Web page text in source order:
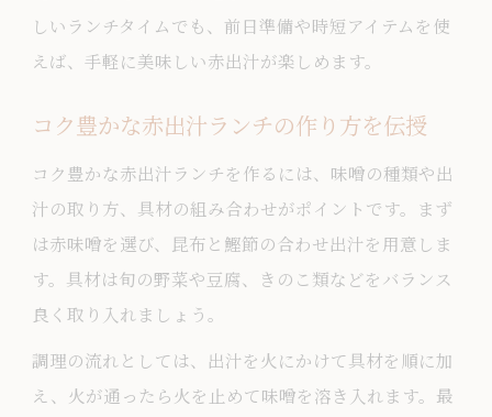
しいランチタイムでも、前日準備や時短アイテムを使
えば、手軽に美味しい赤出汁が楽しめます。
コク豊かな赤出汁ランチの作り方を伝授
コク豊かな赤出汁ランチを作るには、味噌の種類や出
汁の取り方、具材の組み合わせがポイントです。まず
は赤味噌を選び、昆布と鰹節の合わせ出汁を用意しま
す。具材は旬の野菜や豆腐、きのこ類などをバランス
良く取り入れましょう。
調理の流れとしては、出汁を火にかけて具材を順に加
え、火が通ったら火を止めて味噌を溶き入れます。最